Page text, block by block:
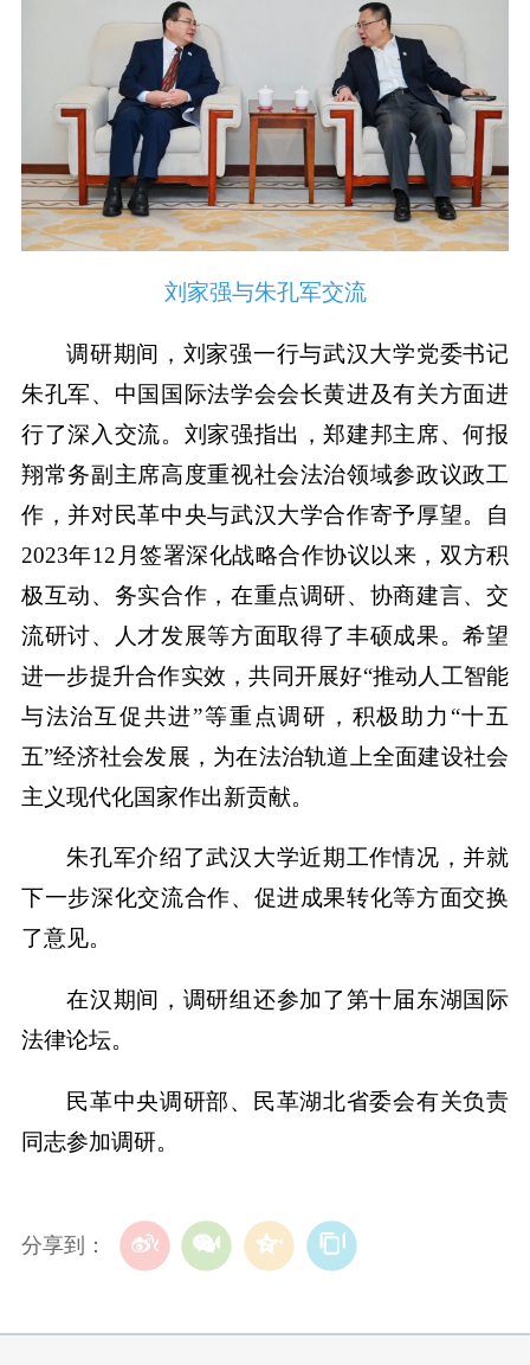
刘家强与朱孔军交流
调研期间，刘家强一行与武汉大学党委书记
朱孔军、中国国际法学会会长黄进及有关方面进
行了深入交流。刘家强指出，郑建邦主席、何报
翔常务副主席高度重视社会法治领域参政议政工
作，并对民革中央与武汉大学合作寄予厚望。自
2023年12月签署深化战略合作协议以来，双方积
极互动、务实合作，在重点调研、协商建言、交
流研讨、人才发展等方面取得了丰硕成果。希望
进一步提升合作实效，共同开展好“推动人工智能
与法治互促共进”等重点调研，积极助力“十五
五”经济社会发展，为在法治轨道上全面建设社会
主义现代化国家作出新贡献。
朱孔军介绍了武汉大学近期工作情况，并就
下一步深化交流合作、促进成果转化等方面交换
了意见。
在汉期间，调研组还参加了第十届东湖国际
法律论坛。
民革中央调研部、民革湖北省委会有关负责
同志参加调研。
分享到：